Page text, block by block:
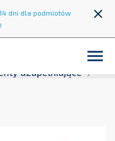
dni dla podmiotów
close

uzupełniające